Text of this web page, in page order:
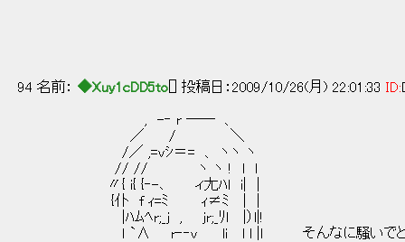
94 名前： ◆Xuy1cDD5to [] 投稿日：2009/10/26(月) 22:01:33 ID:
, -‐ r ─― 、
／ / ＼
/／ ,=vｼ＝= 、 ヽヽ ヽ
// // ヽ ヽ ! l l
〃{ i{ {‐-､ ィ尢ﾊl i| |
{仆 f ｨ=ﾐ ｨ≠ﾐ | |
|ﾊﾑﾍr;_j , jr;_ﾘl |）l|!
ｌ `∧ r‐‐v li l l |l そんなに騒いでどうし